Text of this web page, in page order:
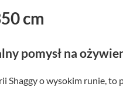
cm
pomysł na
Shaggy o wysokim runie, to